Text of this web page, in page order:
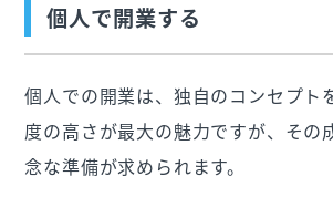
個人で開業する
個人での開業は、独自のコンセプト
度の高さが最大の魅力ですが、その
念な準備が求められます。